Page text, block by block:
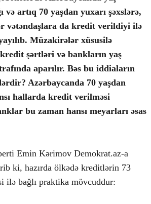
və artıq 70 yaşdan yuxarı şəxslərə,
vətəndaşlara da kredit verildiyi ilə
Müzakirələr xüsusilə
şərtləri və bankların yaş
aparılır. Bəs bu iddiaların
Azərbaycanda 70 yaşdan
hallarda kredit verilməsi
bu zaman hansı meyarları əsas
Emin Kərimov Demokrat.az-a
ki, hazırda ölkədə kreditlərin 73
ilə bağlı praktika mövcuddur: